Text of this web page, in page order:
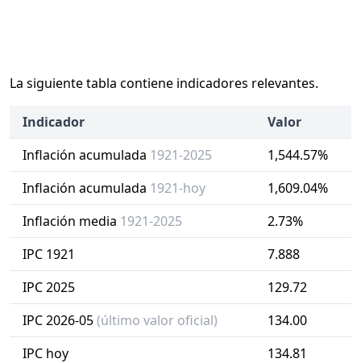
La siguiente tabla contiene indicadores relevantes.
Indicador
Valor
Inflación acumulada 1921-2025
1,544.57%
Inflación acumulada 1921-hoy
1,609.04%
Inflación media 1921-2025
2.73%
IPC 1921
7.888
IPC 2025
129.72
IPC 2026-05(último valor oficial)
134.00
IPC hoy
134.81